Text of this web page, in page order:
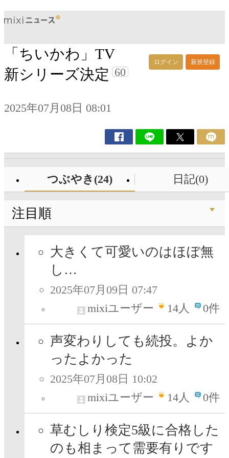
ログイン 新規登録
「ちいかわ」TV
新シリーズ決定 60
2025年07月08日 08:01
つぶやき(24) 日記(0)
注目順
大きくて可愛いのはほぼ無
し…
2025年07月09日 07:47
mixiユーザー
14人 0件
声変わりしても続投。よか
ったよかった
2025年07月08日 10:02
mixiユーザー
14人 0件
草むしり検定5級に合格した
のも相まって需要有りです